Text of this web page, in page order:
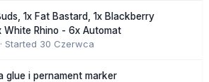
1x Fat Bastard, 1x Blackberry
White Rhino - 6x Automat
· Started 30 Czerwca
glue i pernament marker